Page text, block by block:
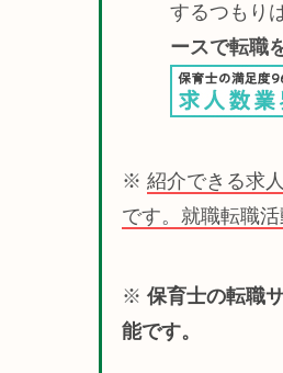
するつもり
ースで転職
※ 紹介できる求
です。就職転職
※ 保育士の転職
能です。